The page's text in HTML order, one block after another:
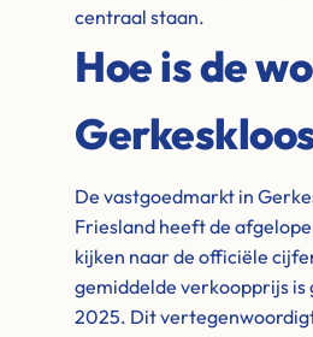
centraal staan.
Hoe is de
De vastgoedmarkt in
Friesland heeft de
kijken naar de officiële
gemiddelde verkoopprijs is
2025. Dit